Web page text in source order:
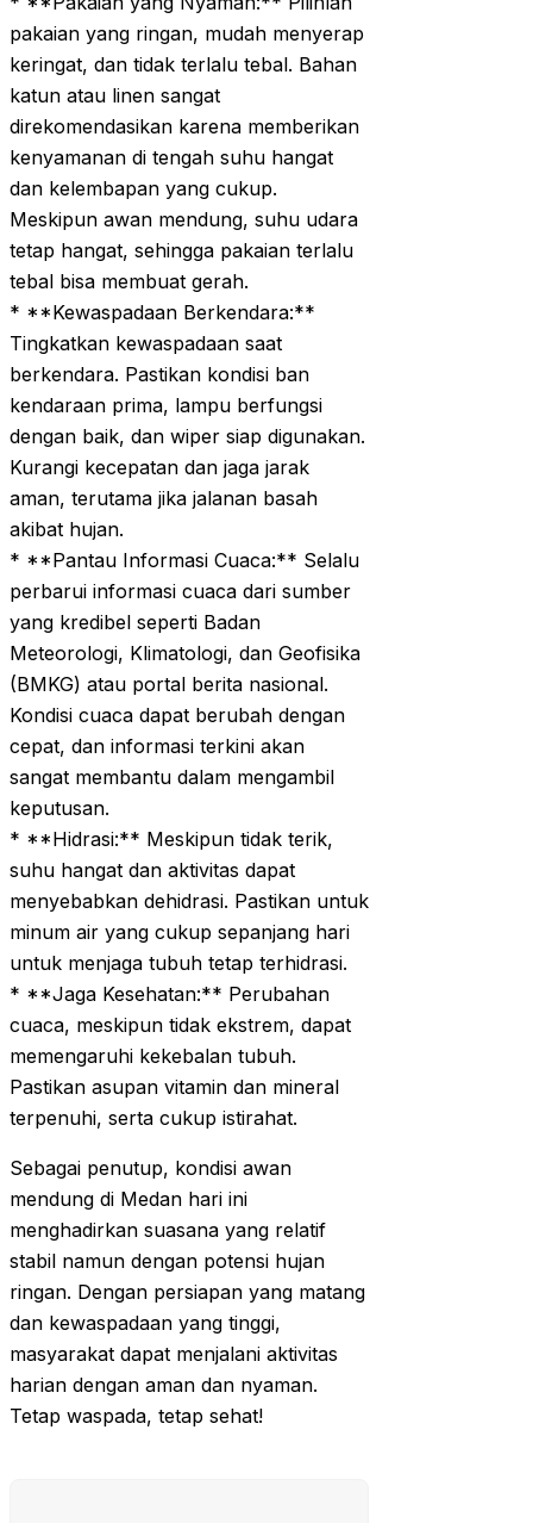
pakaian yang ringan, mudah menyerap
keringat, dan tidak terlalu tebal. Bahan
katun atau linen sangat
direkomendasikan karena memberikan
kenyamanan di tengah suhu hangat
dan kelembapan yang cukup.
Meskipun awan mendung, suhu udara
tetap hangat, sehingga pakaian terlalu
tebal bisa membuat gerah.
* **Kewaspadaan Berkendara:**
Tingkatkan kewaspadaan saat
berkendara. Pastikan kondisi ban
kendaraan prima, lampu berfungsi
dengan baik, dan wiper siap digunakan.
Kurangi kecepatan dan jaga jarak
aman, terutama jika jalanan basah
akibat hujan.
* **Pantau Informasi Cuaca:** Selalu
perbarui informasi cuaca dari sumber
yang kredibel seperti Badan
Meteorologi, Klimatologi, dan Geofisika
(BMKG) atau portal berita nasional.
Kondisi cuaca dapat berubah dengan
cepat, dan informasi terkini akan
sangat membantu dalam mengambil
keputusan.
* **Hidrasi:** Meskipun tidak terik,
suhu hangat dan aktivitas dapat
menyebabkan dehidrasi. Pastikan untuk
minum air yang cukup sepanjang hari
untuk menjaga tubuh tetap terhidrasi.
* **Jaga Kesehatan:** Perubahan
cuaca, meskipun tidak ekstrem, dapat
memengaruhi kekebalan tubuh.
Pastikan asupan vitamin dan mineral
terpenuhi, serta cukup istirahat.
Sebagai penutup, kondisi awan
mendung di Medan hari ini
menghadirkan suasana yang relatif
stabil namun dengan potensi hujan
ringan. Dengan persiapan yang matang
dan kewaspadaan yang tinggi,
masyarakat dapat menjalani aktivitas
harian dengan aman dan nyaman.
Tetap waspada, tetap sehat!